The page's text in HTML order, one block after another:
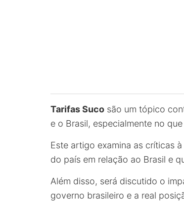
Tarifas Suco são um tópico
e o Brasil, especialmente no
Este artigo examina as críticas
do país em relação ao Brasil e
Além disso, será discutido o
governo brasileiro e a real